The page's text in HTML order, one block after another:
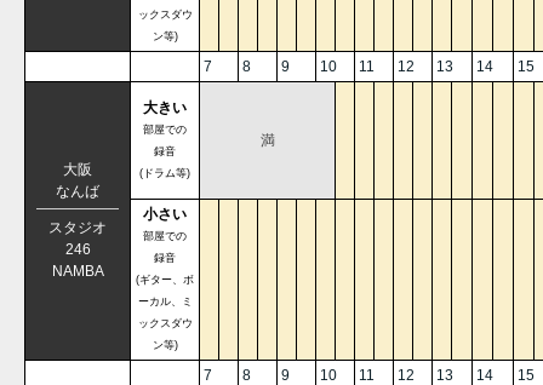
ックスダウ
ン等)
7 8 9 10 11 12 13 14 15
大阪
なんば
スタジオ
246
NAMBA
大きい
部屋での
録音
(ドラム等)
満
小さい
部屋での
録音
(ギター、ボ
ーカル、ミ
ックスダウ
ン等)
7 8 9 10 11 12 13 14 15